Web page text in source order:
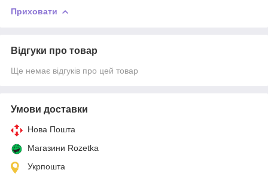
Приховати
Відгуки про товар
Ще немає відгуків про цей товар
Умови доставки
Нова Пошта
Магазини Rozetka
Укрпошта